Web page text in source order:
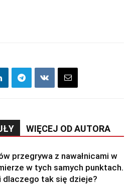
WIĘCEJ OD AUTORA
przegrywa z nawałnicami w
w tych samych punktach.
dlaczego tak się dzieje?